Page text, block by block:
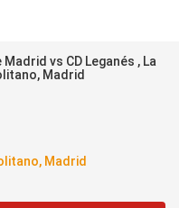
vs CD Leganés , La
Madrid
Madrid